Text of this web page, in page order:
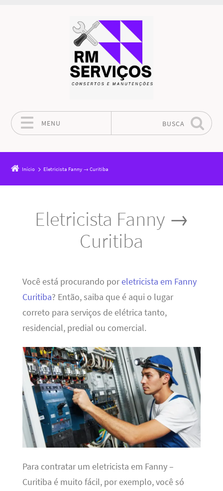
MENU BUSCA
Início Eletricista Fanny → Curitiba
Eletricista Fanny →
Curitiba
Você está procurando poreletricista em Fanny
Curitiba? Então, saiba que é aqui o lugar
correto para serviços de elétrica tanto,
residencial, predial ou comercial.
Para contratar um eletricista em Fanny –
Curitiba é muito fácil, por exemplo, você só